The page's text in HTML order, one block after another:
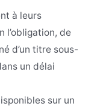
à leurs
l’obligation, de
d’un titre sous-
un délai
sur un